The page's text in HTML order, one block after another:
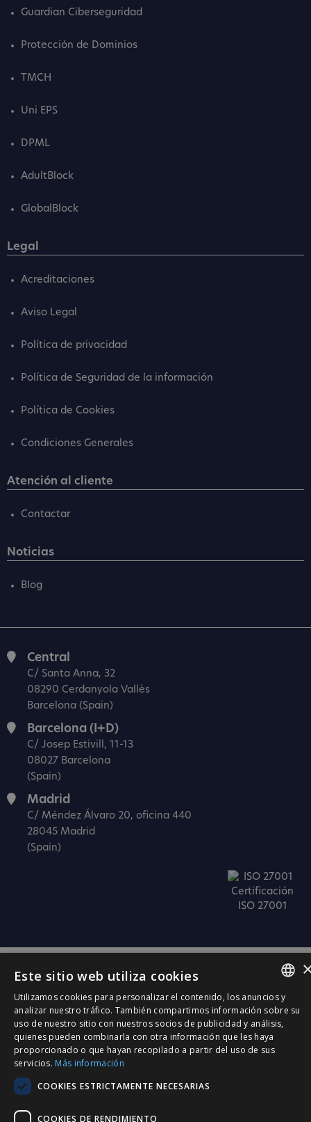
Guardian Ciberseguridad
Protección de Dominios
TMCH
Uni EPS
DPML
AdultBlock
GlobalBlock
Legal
Acreditaciones
Aviso Legal
Política de privacidad
Política de Seguridad de la información
Política de Cookies
Condiciones Generales
Atención al cliente
Contactar
Noticias
Blog
Central
C/ Santa Anna, 32
08290 Cerdanyola Vallès
Barcelona (Spain)
Barcelona (I+D)
C/ Josep Estivill, 11-13
08027 Barcelona
(Spain)
Madrid
C/ Méndez Álvaro 20, oficina 440
28045 Madrid
(Spain)
Certificación
ISO 27001
SPANISH
CATALÀ
ENGLISH
Este sitio web utiliza cookies
Utilizamos cookies para personalizar el contenido, los anuncios y
analizar nuestro tráfico. También compartimos información sobre su
uso de nuestro sitio con nuestros socios de publicidad y análisis,
quienes pueden combinarla con otra información que les haya
proporcionado o que hayan recopilado a partir del uso de sus
servicios. Más información
COOKIES ESTRICTAMENTE NECESARIAS
COOKIES DE RENDIMIENTO